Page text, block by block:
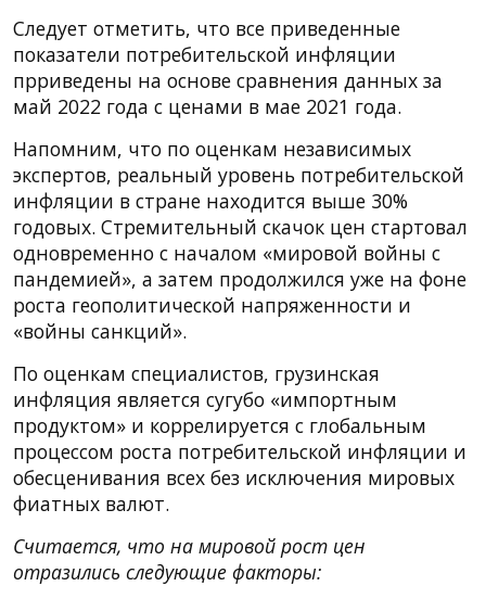
Следует отметить, что все приведенные
показатели потребительской инфляции
прриведены на основе сравнения данных за
май 2022 года с ценами в мае 2021 года.
Напомним, что по оценкам независимых
экспертов, реальный уровень потребительской
инфляции в стране находится выше 30%
годовых. Стремительный скачок цен стартовал
одновременно с началом «мировой войны с
пандемией», а затем продолжился уже на фоне
роста геополитической напряженности и
«войны санкций».
По оценкам специалистов, грузинская
инфляция является сугубо «импортным
продуктом» и коррелируется с глобальным
процессом роста потребительской инфляции и
обесценивания всех без исключения мировых
фиатных валют.
Считается, что на мировой рост цен
отразились следующие факторы: